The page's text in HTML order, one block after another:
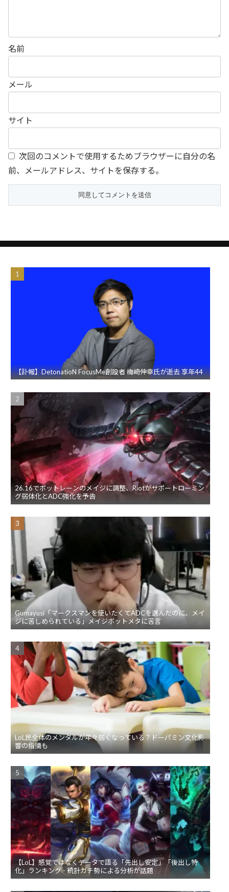
名前
メール
サイト
次回のコメントで使用するためブラウザーに自分の名
前、メールアドレス、サイトを保存する。
【訃報】DetonatioN FocusMe創設者 梅崎伸幸氏が逝去 享年44
26.16でボットレーンのメイジに調整、Riotがサポートローミン
グ弱体化とADC強化を予告
Gumayusi「マークスマンを使いたくてADCを選んだのに、メイ
ジに苦しめられている」メイジボットメタに苦言
LoL民全体のメンタルが年々弱くなっている？ドーパミン文化影
響の指摘も
【LoL】感覚ではなくデータで語る「先出し安定」「後出し特
化」ランキング - 統計ガチ勢による分析が話題